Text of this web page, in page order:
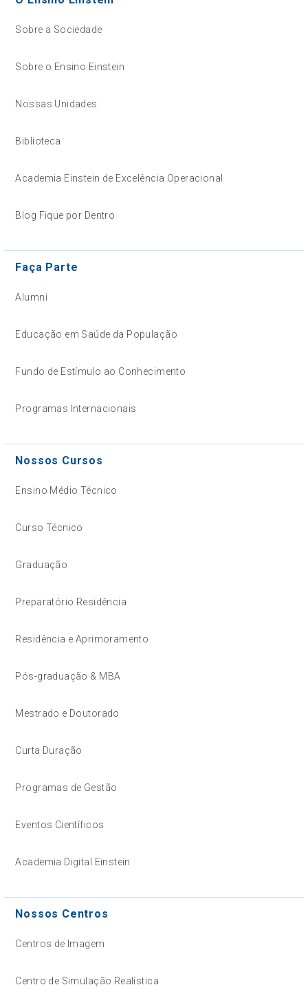
Sobre a Sociedade
Sobre o Ensino Einstein
Nossas Unidades
Biblioteca
Academia Einstein de Excelência Operacional
Blog Fique por Dentro
Faça Parte
Alumni
Educação em Saúde da População
Fundo de Estímulo ao Conhecimento
Programas Internacionais
Nossos Cursos
Ensino Médio Técnico
Curso Técnico
Graduação
Preparatório Residência
Residência e Aprimoramento
Pós-graduação & MBA
Mestrado e Doutorado
Curta Duração
Programas de Gestão
Eventos Científicos
Academia Digital Einstein
Nossos Centros
Centros de Imagem
Centro de Simulação Realística